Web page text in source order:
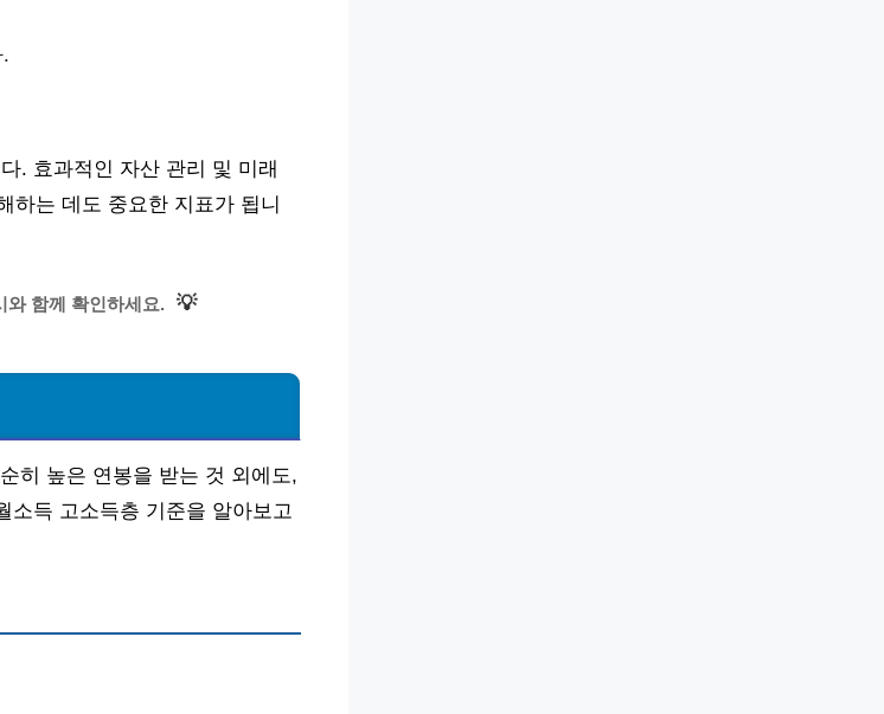
. 효과적인 자산 관리 및 미래
하는 데도 중요한 지표가 됩니
와 함께 확인하세요. 💡
히 높은 연봉을 받는 것 외에도,
소득 고소득층 기준을 알아보고